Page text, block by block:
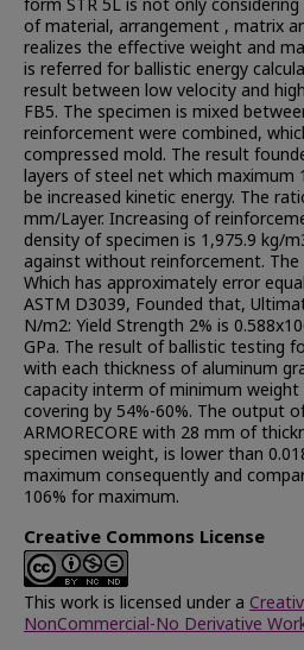
form STR 5L is not only
of material, arrangement , matrix
realizes the effective weight and
is referred for ballistic energy
result between low velocity and
FB5. The specimen is mixed
reinforcement were combined,
compressed mold. The result
layers of steel net which maximum
be increased kinetic energy. The
mm/Layer. Increasing of
density of specimen is 1,975.9 kg/
against without reinforcement. The
Which has approximately error
ASTM D3039, Founded that,
N/m2: Yield Strength 2% is
GPa. The result of ballistic testing
with each thickness of aluminum
capacity interm of minimum
covering by 54%-60%. The output
ARMORECORE with 28 mm of
specimen weight, is lower than
maximum consequently and
106% for maximum.
Creative Commons License
This work is licensed under a
NonCommercial-No Derivative